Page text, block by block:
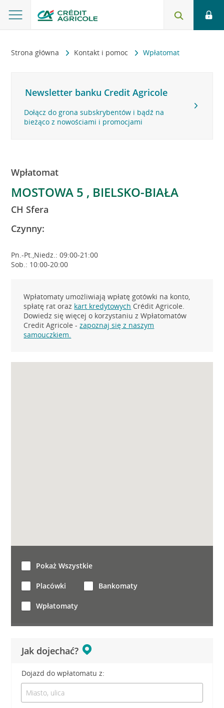
Strona główna Kontakt i pomoc Wpłatomat
Newsletter banku Credit Agricole
Dołącz do grona subskrybentów i bądź na
bieżąco z nowościami i promocjami
Wpłatomat
MOSTOWA 5 , BIELSKO-BIAŁA
CH Sfera
Czynny:
Pn.-Pt.,Niedz.: 09:00-21:00
Sob.: 10:00-20:00
Wpłatomaty umożliwiają wpłatę gotówki na konto,
spłatę rat oraz kart kredytowych Crédit Agricole.
Dowiedz się więcej o korzystaniu z Wpłatomatów
Credit Agricole -zapoznaj się z naszym
samouczkiem.
Jak dojechać?
Dojazd do wpłatomatu z:
Pokaż Wszystkie
Placówki Bankomaty
Wpłatomaty